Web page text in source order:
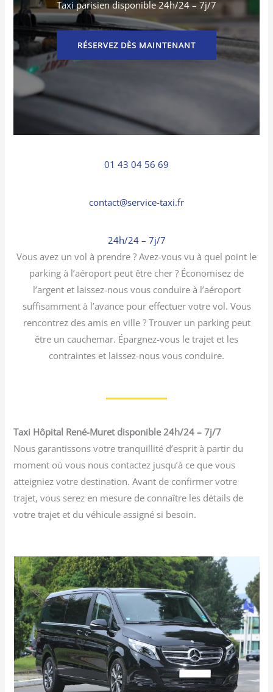
Taxi parisien disponible 24h/24 – 7j/7
RÉSERVEZ DÈS MAINTENANT
01 43 04 56 69
contact@service-taxi.fr
24h/24 – 7j/7
Vous avez un vol à prendre ? Avez-vous vu à quel point le
parking à l’aéroport peut être cher ? Économisez de
l’argent et laissez-nous vous conduire à l’aéroport
suffisamment à l’avance pour effectuer votre vol. Vous
rencontrez des amis en ville ? Trouver un parking peut
être un cauchemar. Épargnez-vous le trajet et les
contraintes et laissez-nous vous conduire.
Taxi Hôpital René-Muret disponible 24h/24 – 7j/7
Nous garantissons votre tranquillité d’esprit à partir du
moment où vous nous contactez jusqu’à ce que vous
atteigniez votre destination. Avant de confirmer votre
trajet, vous serez en mesure de connaître les détails de
votre trajet et du véhicule assigné si besoin.